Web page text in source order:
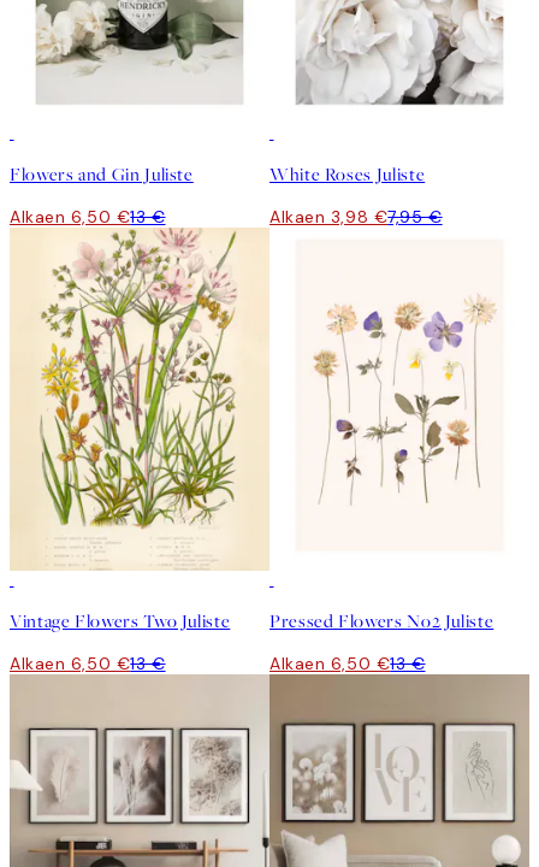
Flowers and Gin Juliste
Alkaen 6,50 €13 €
White Roses Juliste
Alkaen 3,98 €7,95 €
Vintage Flowers Two Juliste
Alkaen 6,50 €13 €
Pressed Flowers No2 Juliste
Alkaen 6,50 €13 €